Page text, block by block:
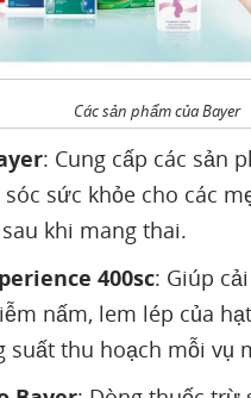
Các sản phẩm của Bayer
: Cung cấp các sản
sóc sức khỏe cho các
khi mang thai.
400sc: Giúp
nấm, lem lép của
suất thu hoạch mỗi vụ